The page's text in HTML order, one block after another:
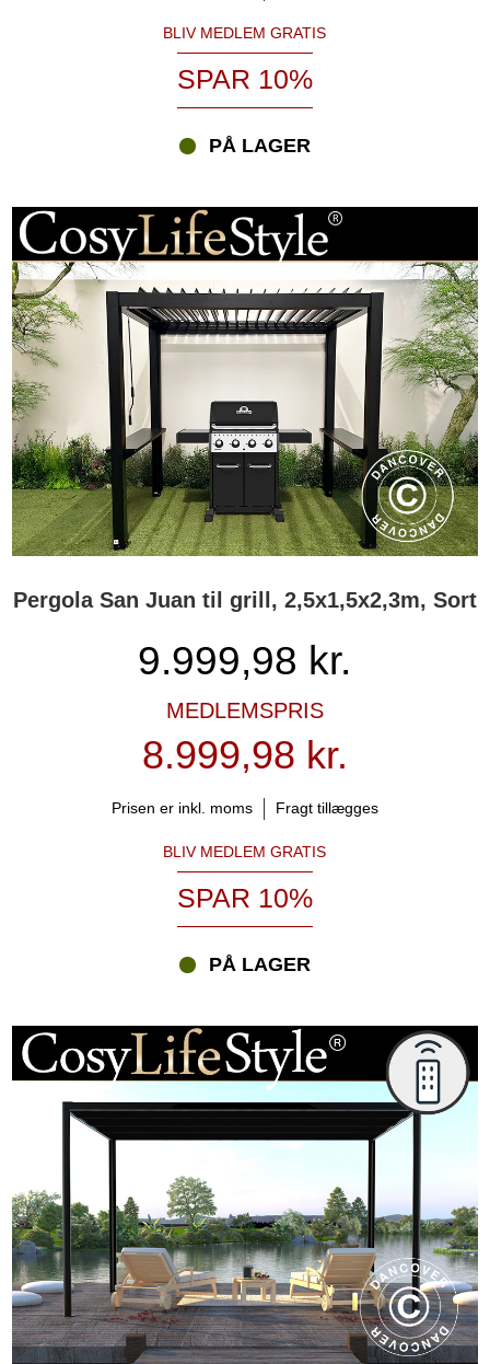
BLIV MEDLEM GRATIS
SPAR 10%
PÅ LAGER
Pergola San Juan til grill, 2,5x1,5x2,3m, Sort
9.999,98 kr.
MEDLEMSPRIS
8.999,98 kr.
Prisen er inkl. moms Fragt tillægges
BLIV MEDLEM GRATIS
SPAR 10%
PÅ LAGER